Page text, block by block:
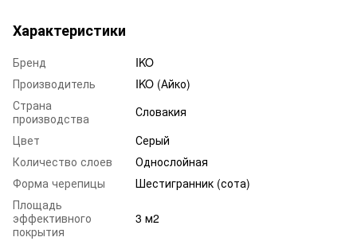
Характеристики
Бренд
IKO
Производитель
IKO (Айко)
Страна
производства
Словакия
Цвет
Серый
Количество слоев
Однослойная
Форма черепицы
Шестигранник (сота)
Площадь
эффективного
покрытия
3 м2